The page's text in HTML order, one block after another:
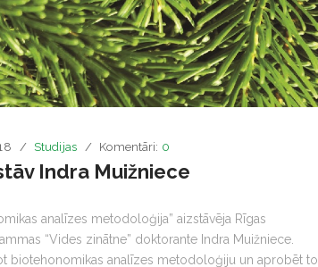
Studijas Komentāri: 0
Indra Muižniece
analīzes metodoloģija” aizstāvēja Rīgas
“Vides zinātne” doktorante Indra Muižniece.
biotehonomikas analīzes metodoloģiju un aprobēt to